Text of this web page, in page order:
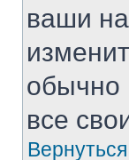
ваши
обычно
все